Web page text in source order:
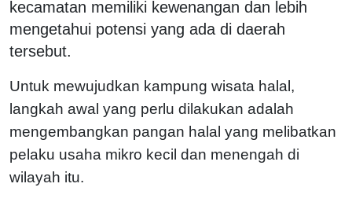
kecamatan memiliki kewenangan dan lebih
mengetahui potensi yang ada di daerah
tersebut.
Untuk mewujudkan kampung wisata halal,
langkah awal yang perlu dilakukan adalah
mengembangkan pangan halal yang melibatkan
pelaku usaha mikro kecil dan menengah di
wilayah itu.